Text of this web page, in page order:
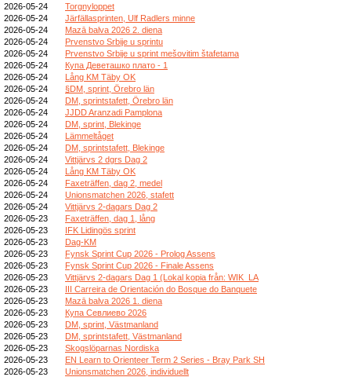
2026-05-24
Torgnyloppet
2026-05-24
Järfällasprinten, Ulf Radlers minne
2026-05-24
Mazā balva 2026 2. diena
2026-05-24
Prvenstvo Srbije u sprintu
2026-05-24
Prvenstvo Srbije u sprint mešovitim štafetama
2026-05-24
Купа Деветашко плато - 1
2026-05-24
Lång KM Täby OK
2026-05-24
§DM, sprint, Örebro län
2026-05-24
DM, sprintstafett, Örebro län
2026-05-24
JJDD Aranzadi Pamplona
2026-05-24
DM, sprint, Blekinge
2026-05-24
Lämmeltåget
2026-05-24
DM, sprintstafett, Blekinge
2026-05-24
Vittjärvs 2 dgrs Dag 2
2026-05-24
Lång KM Täby OK
2026-05-24
Faxeträffen, dag 2, medel
2026-05-24
Unionsmatchen 2026, stafett
2026-05-24
Vittjärvs 2-dagars Dag 2
2026-05-23
Faxeträffen, dag 1, lång
2026-05-23
IFK Lidingös sprint
2026-05-23
Dag-KM
2026-05-23
Fynsk Sprint Cup 2026 - Prolog Assens
2026-05-23
Fynsk Sprint Cup 2026 - Finale Assens
2026-05-23
Vittjärvs 2-dagars Dag 1 (Lokal kopia från: WIK_LA
2026-05-23
III Carreira de Orientación do Bosque do Banquete
2026-05-23
Mazā balva 2026 1. diena
2026-05-23
Купа Севлиево 2026
2026-05-23
DM, sprint, Västmanland
2026-05-23
DM, sprintstafett, Västmanland
2026-05-23
Skogslöparnas Nordiska
2026-05-23
EN Learn to Orienteer Term 2 Series - Bray Park SH
2026-05-23
Unionsmatchen 2026, individuellt